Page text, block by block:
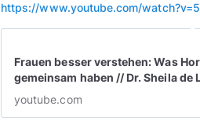
https://www.youtube.com/
Frauen besser verstehen: Was
gemeinsam haben // Dr. Sheila de
youtube.com